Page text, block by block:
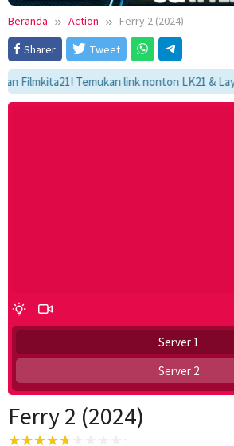
Beranda Action
Ferry 2 (2024)
Sharer
Tweet
Temukan link nonton LK21 &
Server 1
Server 2
Ferry 2 (2024)